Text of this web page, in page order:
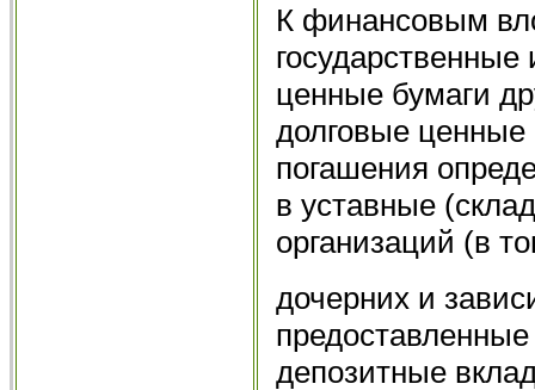
К финансовым
ценные бумаги
долговые ценные
погашения
в уставные
организаций (в
дочерних и
депозитные